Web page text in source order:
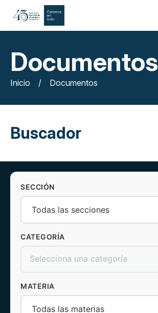
Documentos
Inicio / Documentos
Buscador
SECCIÓN
CATEGORÍA
Selecciona una categoría
MATERIA